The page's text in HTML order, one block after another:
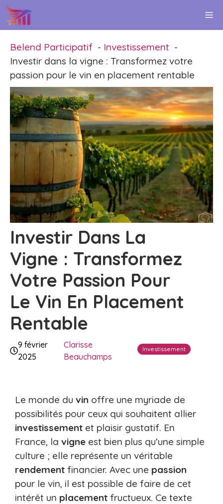
Aller
au
Belend Participatif
Investissement
Investir dans la vigne : Transformez votre
passion pour le vin en placement rentable
Investir Dans La
Vigne : Transformez
Votre Passion Pour
Le Vin En Placement
Rentable
9 février
2025
Clarisse
Beauchamps
Investissement
Le monde du vin offre une myriade de
possibilités pour ceux qui souhaitent allier
investissement et plaisir gustatif. En
France, la vigne est bien plus qu’une simple
culture ; elle représente un véritable
rendement financier. Avec une passion
pour le vin, il est possible de faire de cet
intérêt un placement fructueux. Ce texte